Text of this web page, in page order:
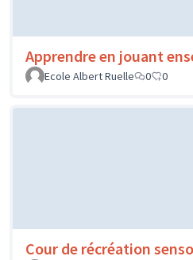
Apprendre en jouant
Ecole Albert Ruelle
0 0
Cour de récréation